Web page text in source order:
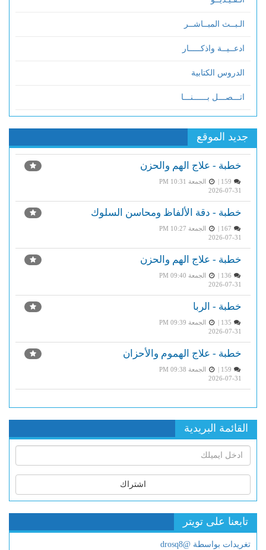
الـبــث المبــاشــر
ادعــيــة واذكـــــار
الدروس الكتابية
اتـــصـــل بــــــنـــا
جديد الموقع
خطبة - علاج الهم والحزن
الجمعة PM 10:31
2026-07-31
خطبة - دقة الألفاظ ومحاسن السلوك
الجمعة PM 10:27
2026-07-31
خطبة - علاج الهم والحزن
الجمعة PM 09:40
2026-07-31
خطبة - الربا
الجمعة PM 09:39
2026-07-31
خطبة - علاج الهموم والأحزان
الجمعة PM 09:38
2026-07-31
القائمة البريدية
اشتراك
تابعنا على تويتر
تغريدات بواسطة @drosq8